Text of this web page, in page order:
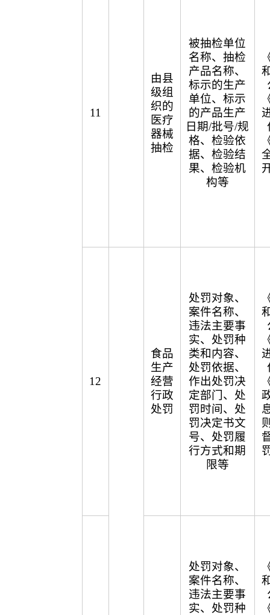
11
由县
级组
织的
医疗
器械
抽检
被抽检单位
名称、抽检
产品名称、
标示的生产
单位、标示
的产品生产
日期/批号/规
格、检验依
据、检验结
果、检验机
构等
12
食品
生产
经营
行政
处罚
处罚对象、
案件名称、
违法主要事
实、处罚种
类和内容、
处罚依据、
作出处罚决
定部门、处
罚时间、处
罚决定书文
号、处罚履
行方式和期
限等
处罚对象、
案件名称、
违法主要事
实、处罚种